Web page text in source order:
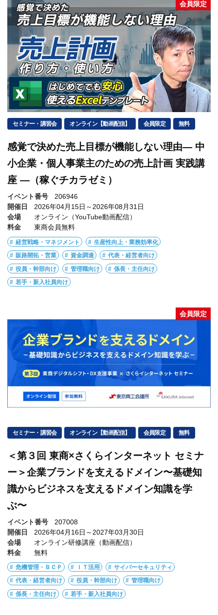
会員限定
セミナー・講習会 オンライン【動画配信】 会員限定 無料
感覚で決めた売上目標が機能しない理由― 中
小企業・個人事業主のための売上計画 実践講
座 ―（稼ぐチカラゼミ）
イベント番号
206946
開催日
2026年04月15日～2026年08月31日
会場
オンライン（YouTube動画配信）
料金
東商会員無料
経営戦略・マネジメント 生産性向上・業務効率化
販路開拓・営業 資金調達 代表・経営者向け
役員・幹部向け 管理職向け 係長・主任向け
若手・新入社員向け
会員限定
セミナー・講習会 オンライン【動画配信】 会員限定 無料
＜第３回 東商×さくらインターネット セミナ
ー＞企業ブランドを支えるドメイン〜基礎知
識からビジネスを支えるドメイン知識を学
ぶ〜
イベント番号
207008
開催日
2026年04月16日～2027年03月30日
会場
オンライン研修講座（動画配信）
料金
無料
危機管理・ＢＣＰ ＩＴ活用 サイバーセキュリティ
代表・経営者向け 役員・幹部向け 管理職向け
係長・主任向け 若手・新入社員向け